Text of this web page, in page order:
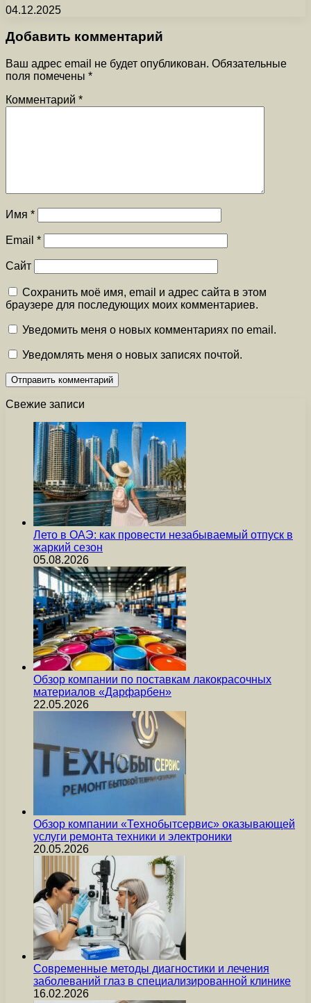
04.12.2025
Добавить комментарий
Ваш адрес email не будет опубликован. Обязательные
поля помечены *
Комментарий *
Имя *
Email *
Сайт
Сохранить моё имя, email и адрес сайта в этом
браузере для последующих моих комментариев.
Уведомить меня о новых комментариях по email.
Уведомлять меня о новых записях почтой.
Свежие записи
Лето в ОАЭ: как провести незабываемый отпуск в
жаркий сезон
05.08.2026
Обзор компании по поставкам лакокрасочных
материалов «Дарфарбен»
22.05.2026
Обзор компании «Технобытсервис» оказывающей
услуги ремонта техники и электроники
20.05.2026
Современные методы диагностики и лечения
заболеваний глаз в специализированной клинике
16.02.2026